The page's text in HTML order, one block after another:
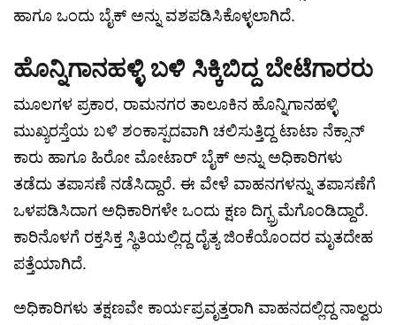
ಹಾಗೂ ಒಂದು ಬೈಕ್ ಅನ್ನು ವಶಪಡಿಸಿಕೊಳ್ಳಲಾಗಿದೆ.
ಹೊನ್ನಿಗಾನಹಳ್ಳಿ ಬಳಿ ಸಿಕ್ಕಿಬಿದ್ದ ಬೇಟೆಗಾರರು
ಮೂಲಗಳ ಪ್ರಕಾರ, ರಾಮನಗರ ತಾಲೂಕಿನ ಹೊನ್ನಿಗಾನಹಳ್ಳಿ
ಮುಖ್ಯರಸ್ತೆಯ ಬಳಿ ಶಂಕಾಸ್ಪದವಾಗಿ ಚಲಿಸುತ್ತಿದ್ದ ಟಾಟಾ ನೆಕ್ಸಾನ್
ಕಾರು ಹಾಗೂ ಹಿರೋ ಮೋಟಾರ್ ಬೈಕ್ ಅನ್ನು ಅಧಿಕಾರಿಗಳು
ತಡೆದು ತಪಾಸಣೆ ನಡೆಸಿದ್ದಾರೆ. ಈ ವೇಳೆ ವಾಹನಗಳನ್ನು ತಪಾಸಣೆಗೆ
ಒಳಪಡಿಸಿದಾಗ ಅಧಿಕಾರಿಗಳೇ ಒಂದು ಕ್ಷಣ ದಿಗ್ಭ್ರಮೆಗೊಂಡಿದ್ದಾರೆ.
ಕಾರಿನೊಳಗೆ ರಕ್ತಸಿಕ್ತ ಸ್ಥಿತಿಯಲ್ಲಿದ್ದ ದೈತ್ಯ ಜಿಂಕೆಯೊಂದರ ಮೃತದೇಹ
ಪತ್ತೆಯಾಗಿದೆ.
ಅಧಿಕಾರಿಗಳು ತಕ್ಷಣವೇ ಕಾರ್ಯಪ್ರವೃತ್ತರಾಗಿ ವಾಹನದಲ್ಲಿದ್ದ ನಾಲ್ವರು